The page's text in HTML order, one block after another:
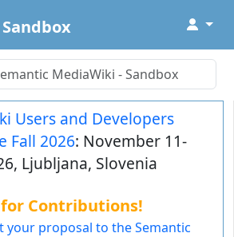
Sandbox ↓
Users and Developers
Fall 2026: November 11-
Ljubljana, Slovenia
Contributions!
your proposal to the Semantic